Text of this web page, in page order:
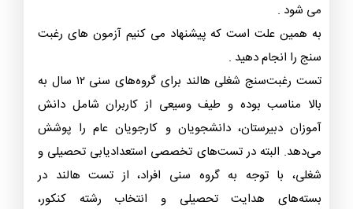
می شود .
به همین علت است که پیشنهاد می کنیم آزمون های رغبت
سنج را انجام دهید .
تست رغبت‌سنج شغلی هالند برای گروه‌های سنی ۱۲ سال به
بالا مناسب بوده و طیف وسیعی از کاربران شامل دانش
آموزان دبیرستان، دانشجویان و کارجویان عام را پوشش
می‌دهد. البته در تست‌های تخصصی استعدادیابی تحصیلی و
شغلی، با توجه به گروه سنی افراد، از تست هالند در
بسته‌های هدایت تحصیلی و انتخاب رشته کنکور،